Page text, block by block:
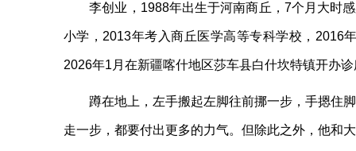
李创业，1988年出生于河南商丘，7个月大时感
小学，2013年考入商丘医学高等专科学校，2016
2026年1月在新疆喀什地区莎车县白什坎特镇开办
蹲在地上，左手搬起左脚往前挪一步，手摁住脚
走一步，都要付出更多的力气。但除此之外，他和